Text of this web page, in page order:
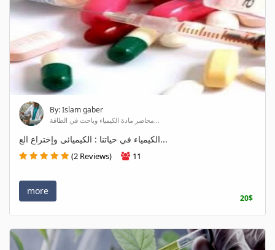
By: Islam gaber
محاضر مادة الكيمياء وباحث في الطاقة...
الكيمياء في حياتنا : الكيميائى وإختراع الع...
(2 Reviews) 11
more
20$